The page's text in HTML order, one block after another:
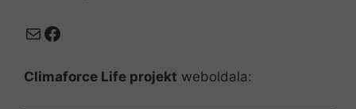
MailFacebook
Climaforce Life projekt weboldala: